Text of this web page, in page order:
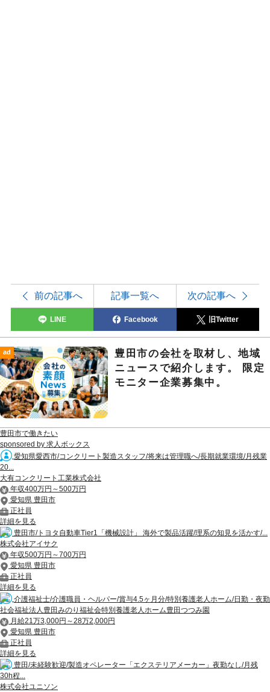
前の記事へ 記事一覧へ 次の記事へ
LINE Facebook 旧Twitter
ad
豊田市の会社を取材し、地域
ニュースで紹介します。 限定
モニター企業募集中。
豊田市で働きたい
sponsored by 求人ボックス
愛知県愛西市/コンクリート製造スタッフ/将来は管理職へ/長期就業環境/月残業
20...
大有コンクリート工業株式会社
年収400万円～500万円
愛知県 豊田市
正社員
詳細を見る
豊田市/トヨタ自動車Tier1「機械設計」 海外で製品活躍/理系の知見を活かす/...
株式会社アイサク
年収500万円～700万円
愛知県 豊田市
正社員
詳細を見る
介護福祉士/介護職員・ヘルパー/賞与4.5ヶ月分/特別養護老人ホーム/日勤・夜勤
社会福祉法人豊田みのり福祉会特別養護老人ホーム豊田つつみ園
月給21万3,000円～28万2,000円
愛知県 豊田市
正社員
詳細を見る
豊田/未経験歓迎/製造オペレーター「エクステリアメーカー」夜勤なし/月残
30h程...
株式会社ユニソン